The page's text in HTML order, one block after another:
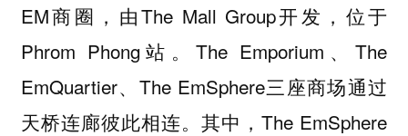
EM商圈，由The Mall Group开发，位于
Phrom Phong站。The Emporium、The
EmQuartier、The EmSphere三座商场通过
天桥连廊彼此相连。其中，The EmSphere